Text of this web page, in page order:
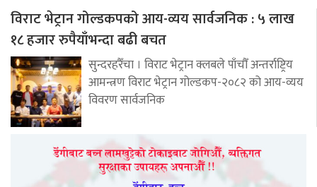
विराट भेट्रान गोल्डकपको आय-व्यय सार्वजनिक : ५ लाख
१८ हजार रुपैयाँभन्दा बढी बचत
सुन्दरहरैँचा । विराट भेट्रान क्लबले पाँचौँ अन्तर्राष्ट्रिय
आमन्त्रण विराट भेट्रान गोल्डकप-२०८२ को आय-व्यय
विवरण सार्वजनिक